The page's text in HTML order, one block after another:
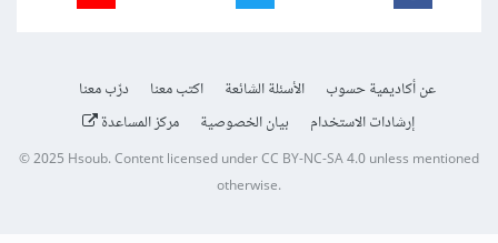
عن أكاديمية حسوب الأسئلة الشائعة اكتب معنا
درّب معنا
إرشادات الاستخدام
بيان الخصوصية مركز المساعدة
© 2025Hsoub.Content licensed underCC BY-NC-SA 4.0unless mentioned
otherwise.